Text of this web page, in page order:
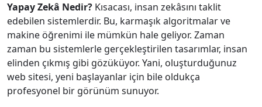
Yapay Zekâ Nedir? Kısacası, insan zekâsını taklit
edebilen sistemlerdir. Bu, karmaşık algoritmalar ve
makine öğrenimi ile mümkün hale geliyor. Zaman
zaman bu sistemlerle gerçekleştirilen tasarımlar, insan
elinden çıkmış gibi gözüküyor. Yani, oluşturduğunuz
web sitesi, yeni başlayanlar için bile oldukça
profesyonel bir görünüm sunuyor.